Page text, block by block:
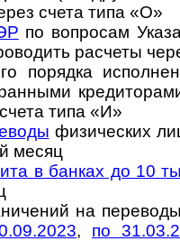
счета типа «О»
по во­п­ро­сам
рас­че­ты
порядка
типа «И»
фи­зи­ческих
ме­сяц
в банках до 10
на
, по